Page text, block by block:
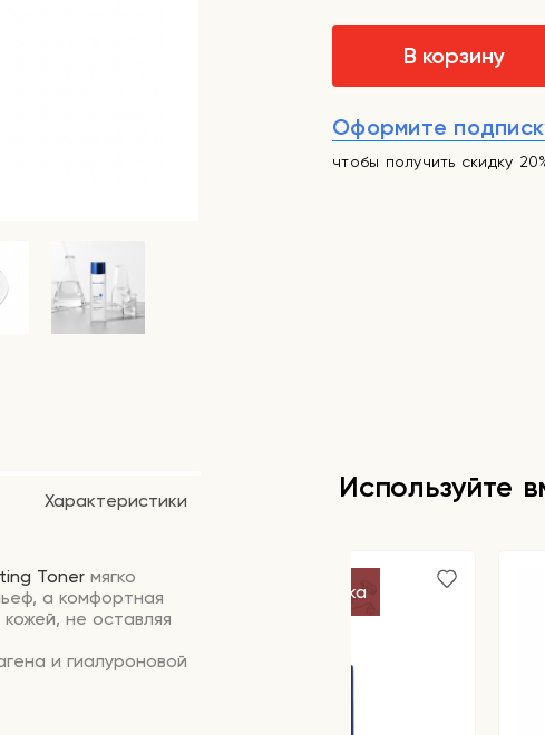
В корзину
Оформите
чтобы получить скидку
Характеристики
Toner мягко
а комфортная
не оставляя
и гиалуроновой
Используйте
Бесплатная доставка